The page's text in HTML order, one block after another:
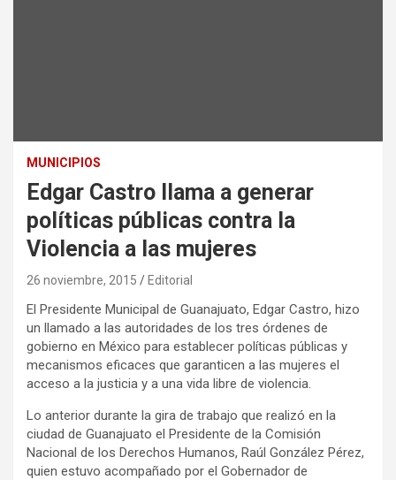
MUNICIPIOS
Edgar Castro llama a generar
políticas públicas contra la
Violencia a las mujeres
26 noviembre, 2015 Editorial
El Presidente Municipal de Guanajuato, Edgar Castro, hizo
un llamado a las autoridades de los tres órdenes de
gobierno en México para establecer políticas públicas y
mecanismos eficaces que garanticen a las mujeres el
acceso a la justicia y a una vida libre de violencia.
Lo anterior durante la gira de trabajo que realizó en la
ciudad de Guanajuato el Presidente de la Comisión
Nacional de los Derechos Humanos, Raúl González Pérez,
quien estuvo acompañado por el Gobernador de